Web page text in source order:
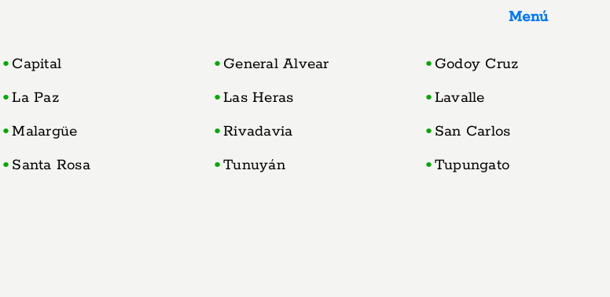
Menú
Capital General Alvear Godoy Cruz
La Paz
Las Heras Lavalle
Malargüe
Rivadavia San Carlos
Santa Rosa
Tunuyán Tupungato